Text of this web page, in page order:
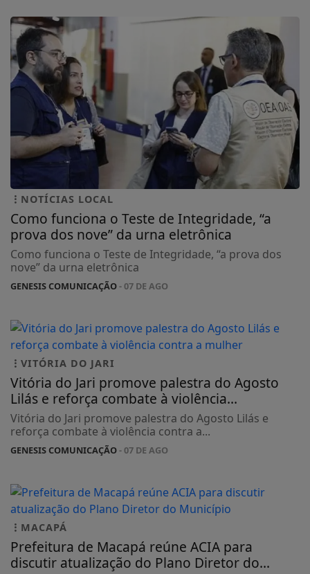
NOTÍCIAS LOCAL
Como funciona o Teste de Integridade, “a
prova dos nove” da urna eletrônica
Como funciona o Teste de Integridade, “a prova dos
nove” da urna eletrônica
GENESIS COMUNICAÇÃO- 07 DE AGO
VITÓRIA DO JARI
Vitória do Jari promove palestra do Agosto
Lilás e reforça combate à violência...
Vitória do Jari promove palestra do Agosto Lilás e
reforça combate à violência contra a...
GENESIS COMUNICAÇÃO- 07 DE AGO
MACAPÁ
Prefeitura de Macapá reúne ACIA para
discutir atualização do Plano Diretor do...